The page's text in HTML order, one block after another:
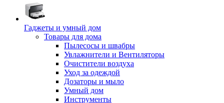
Гаджеты и умный дом
Товары для дома
Пылесосы и швабры
Увлажнители и Вентиляторы
Очистители воздуха
Уход за одеждой
Дозаторы и мыло
Умный дом
Инструменты